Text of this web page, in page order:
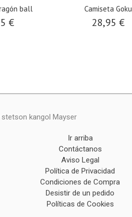
ball
€
Camiseta Goku
28,95 €
kangol Mayser
Ir arriba
Contáctanos
Aviso Legal
Política de Privacidad
Condiciones de Compra
Desistir de un pedido
Políticas de Cookies